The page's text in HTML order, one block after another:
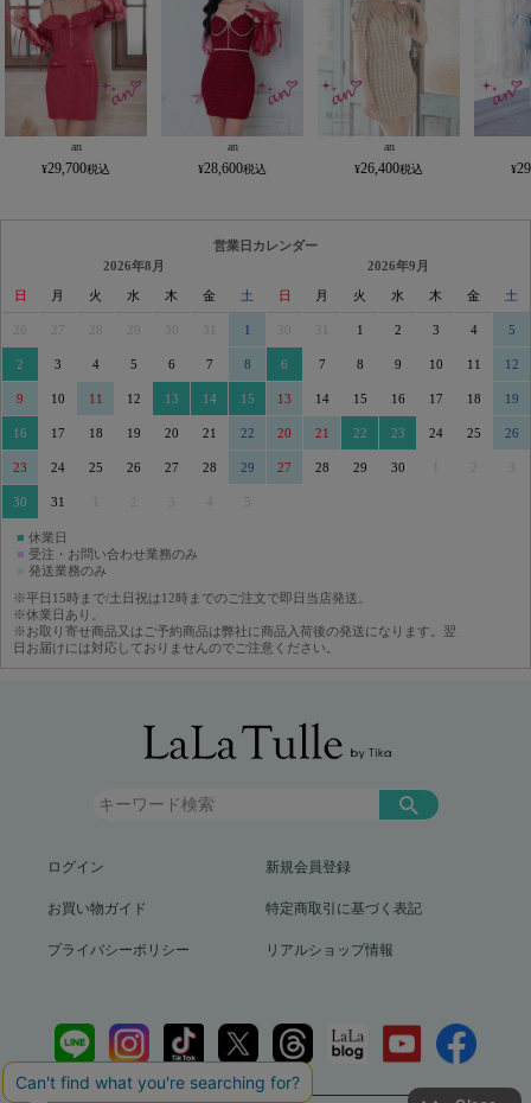
an
29,700
an
28,600
an
26,400
営業日カレンダー
2026年8月
日 月 火 水 木 金 土
29 30 31 1
2 3 4 5 6 7 8
9 10 11 12 13 14 15
16 17 18 19 20 21 22
23 24 25 26 27 28 29
30 31 3 5
2026年9月
日 月 火 水 木 金 土
30 31 1 2 3 4 5
6 7 8 9 10 11 12
13 14 15 16 17 18 19
20 21 22 23 24 25 26
27 28 29 30 3
■ 休業日
■ 受注・お問い合わせ業務のみ
■ 発送業務のみ
※平日15時まで/土日祝は12時までのご注文で即日当店発送。
※休業日あり。
※お取り寄せ商品又はご予約商品は弊社に商品入荷後の発送になります。翌
日お届けには対応しておりませんのでご注意ください。
ログイン 新規会員登録
お買い物ガイド 特定商取引に基づく表記
プライバシーポリシー リアルショップ情報